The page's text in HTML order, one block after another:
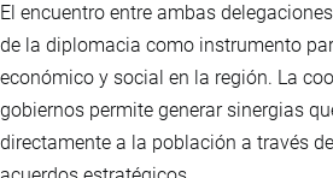
El encuentro entre ambas
de la diplomacia como instrumento
económico y social en la región. La
gobiernos permite generar sinergias
directamente a la población a través